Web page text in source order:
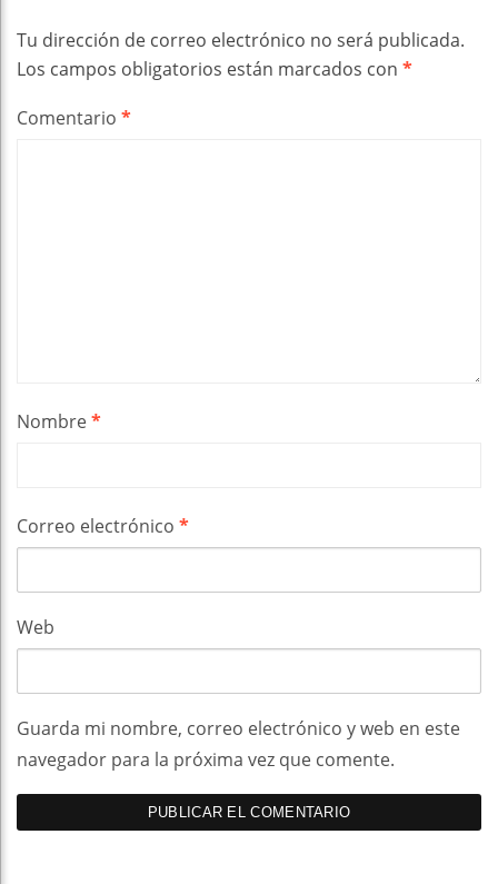
Tu dirección de correo electrónico no será publicada.
Los campos obligatorios están marcados con *
Comentario *
Nombre*
Correo electrónico *
Web
Guarda mi nombre, correo electrónico y web en este
navegador para la próxima vez que comente.